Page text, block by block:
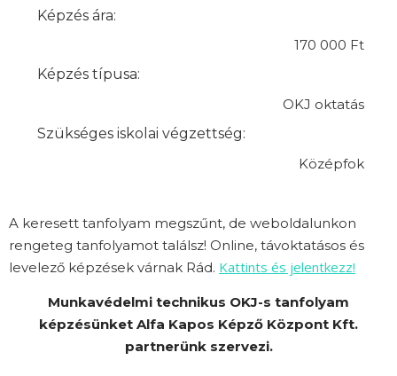
Képzés ára:
170 000 Ft
Képzés típusa:
OKJ oktatás
Szükséges iskolai végzettség:
Középfok
A keresett tanfolyam megszűnt, de weboldalunkon
rengeteg tanfolyamot találsz! Online, távoktatásos és
levelező képzések várnak Rád. Kattints és jelentkezz!
Munkavédelmi technikus OKJ-s tanfolyam
képzésünket Alfa Kapos Képző Központ Kft.
partnerünk szervezi.